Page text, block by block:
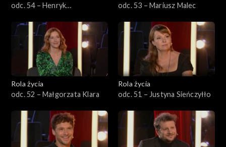
odc. 54 – Henryk
odc. 53 – Mariusz Malec
Rola życia
odc. 52 – Małgorzata Klara
Rola życia
odc. 51 – Justyna Sieńczyłło